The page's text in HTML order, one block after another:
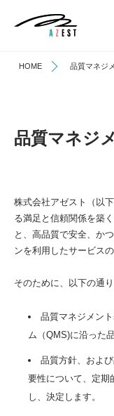
HOME 品質マネジ
品質マネジ
株式会社アゼスト（以
る満足と信頼関係を築
と、高品質で安全、か
ンを利用したサービス
そのために、以下の通
品質マネジメン
ム（QMS)に沿った
品質方針、およ
要性について、定期
し、決定します。